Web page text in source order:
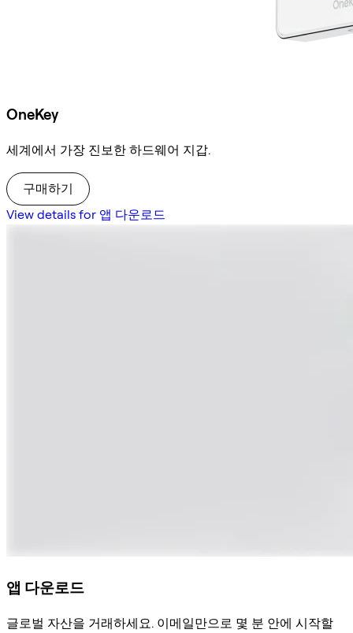
OneKey
세계에서 가장 진보한 하드웨어 지갑.
구매하기
View details for 앱 다운로드
앱 다운로드
글로벌 자산을 거래하세요. 이메일만으로 몇 분 안에 시작할